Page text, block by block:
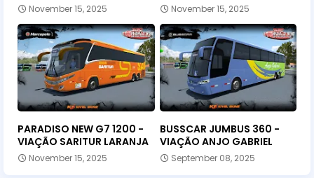
November 15, 2025 November 15, 2025
PARADISO NEW G7 1200 -
VIAÇÃO SARITUR LARANJA
November 15, 2025
BUSSCAR JUMBUS 360 -
VIAÇÃO ANJO GABRIEL
September 08, 2025